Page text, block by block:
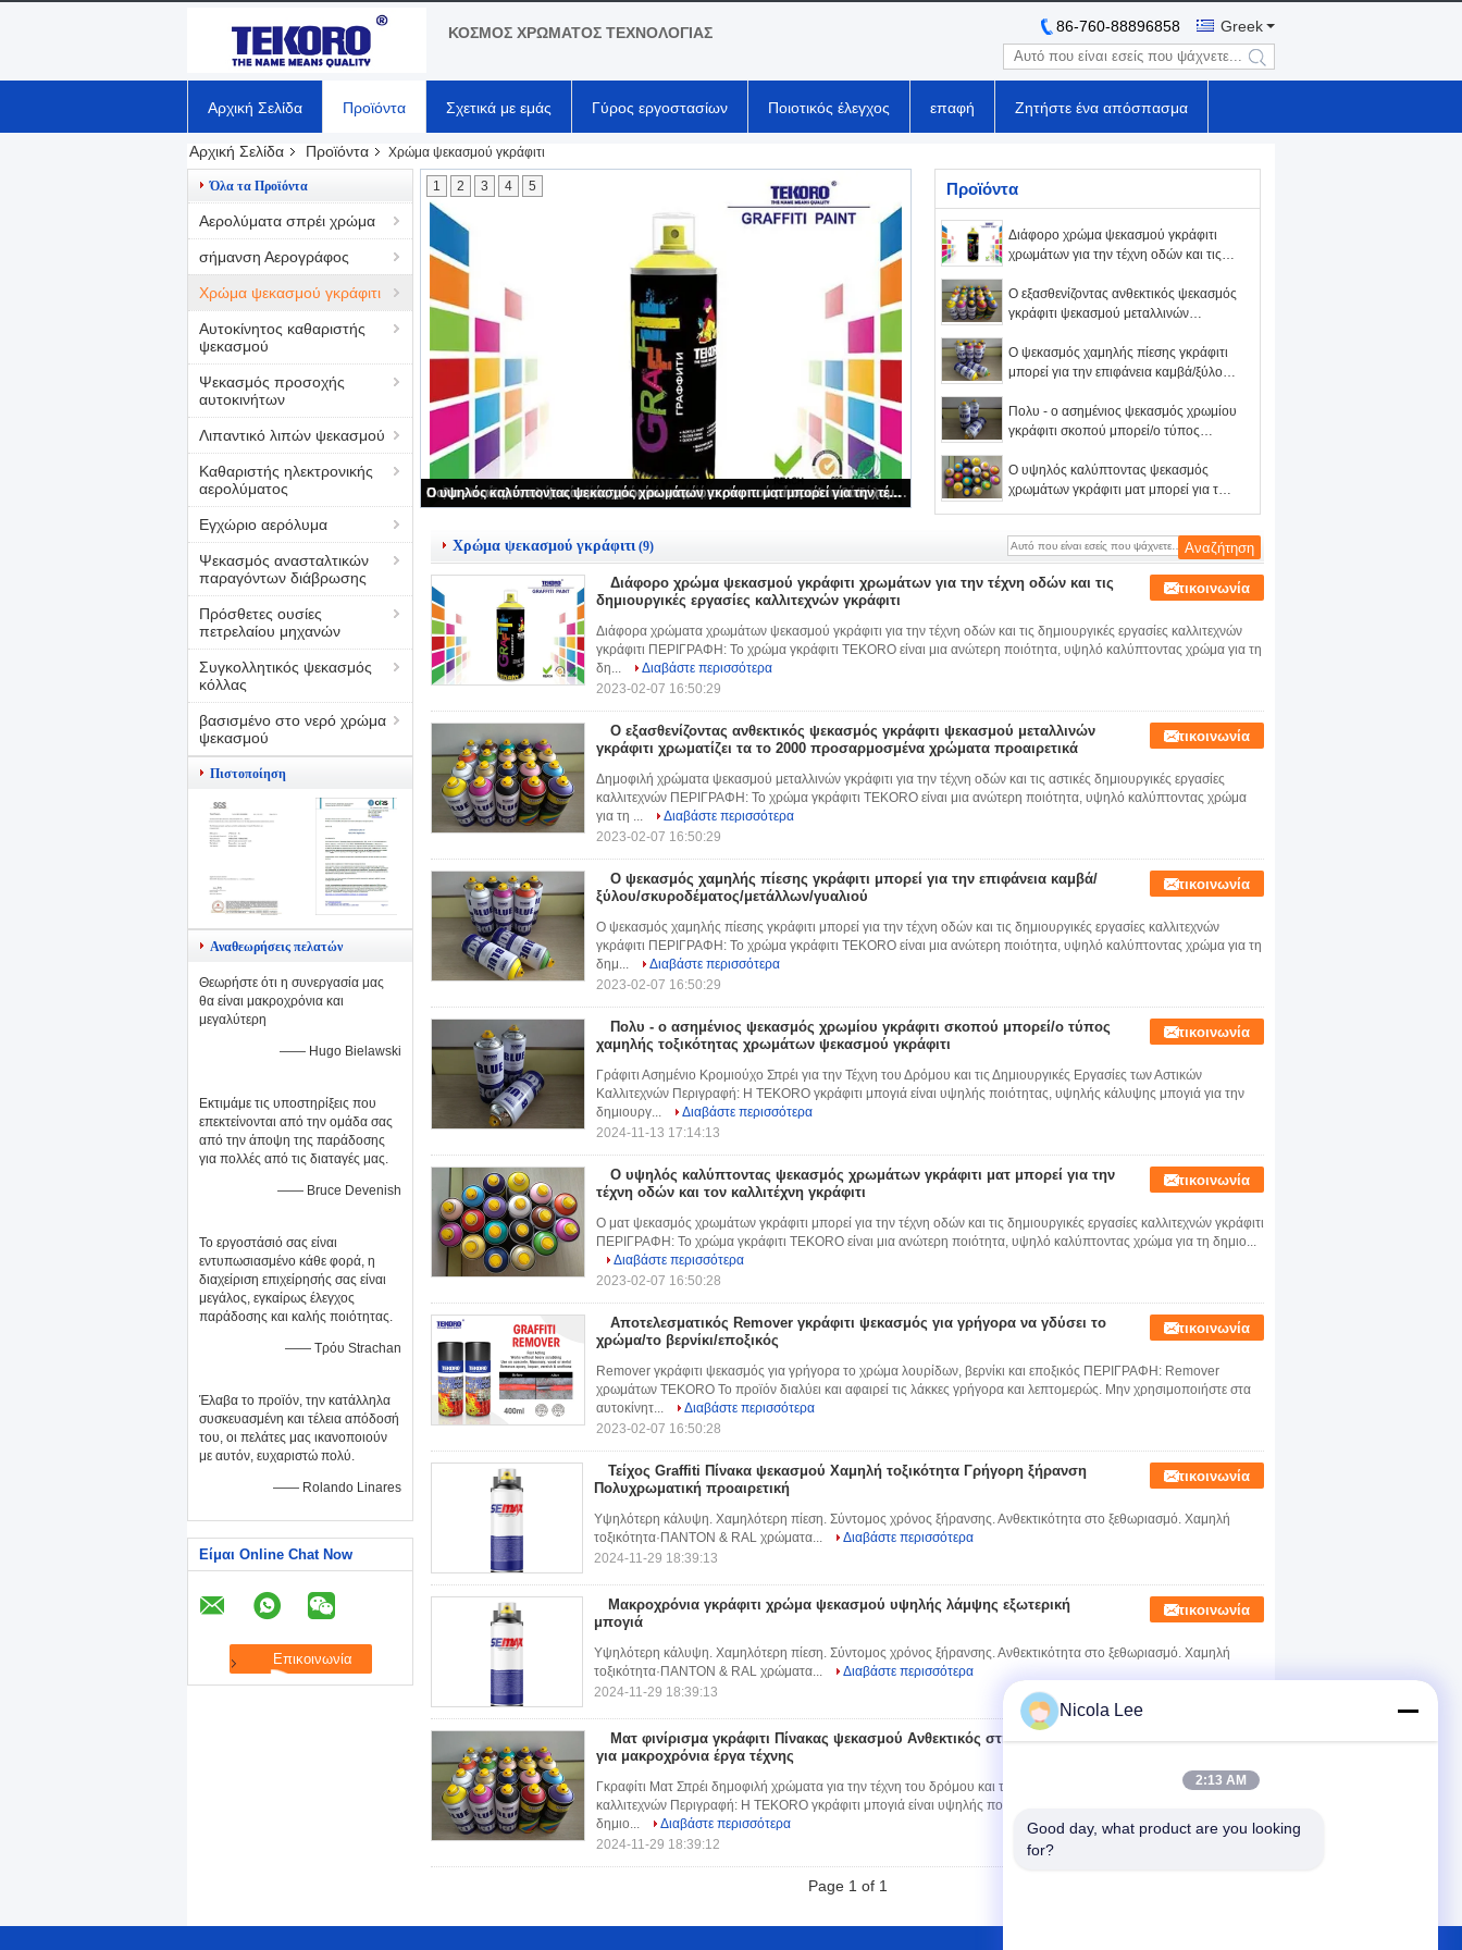
ΚΟΣΜΟΣ ΧΡΩΜΑΤΟΣ ΤΕΧΝΟΛΟΓΙΑΣ Greek
86-760-88896858
search
Αρχική Σελίδα Προϊόντα Σχετικά με εμάς Γύρος εργοστασίων Ποιοτικός έλεγχος επαφή Ζητήστε ένα απόσπασμα
Αρχική Σελίδα Προϊόντα Χρώμα ψεκασμού γκράφιτι
Όλα τα Προϊόντα
Αερολύματα σπρέι χρώμα
σήμανση Αερογράφος
Χρώμα ψεκασμού γκράφιτι
Αυτοκίνητος καθαριστής
ψεκασμού
Ψεκασμός προσοχής
αυτοκινήτων
Λιπαντικό λιπών ψεκασμού
Καθαριστής ηλεκτρονικής
αερολύματος
Εγχώριο αερόλυμα
Ψεκασμός ανασταλτικών
παραγόντων διάβρωσης
Πρόσθετες ουσίες
πετρελαίου μηχανών
Συγκολλητικός ψεκασμός
κόλλας
βασισμένο στο νερό χρώμα
ψεκασμού
Πιστοποίηση
Αναθεωρήσεις πελατών
Θεωρήστε ότι η συνεργασία μας
θα είναι μακροχρόνια και
μεγαλύτερη
—— Hugo Bielawski
Εκτιμάμε τις υποστηρίξεις που
επεκτείνονται από την ομάδα σας
από την άποψη της παράδοσης
για πολλές από τις διαταγές μας.
—— Bruce Devenish
Το εργοστάσιό σας είναι
εντυπωσιασμένο κάθε φορά, η
διαχείριση επιχείρησής σας είναι
μεγάλος, εγκαίρως έλεγχος
παράδοσης και καλής ποιότητας.
—— Τρόυ Strachan
Έλαβα το προϊόν, την κατάλληλα
συσκευασμένη και τέλεια απόδοσή
του, οι πελάτες μας ικανοποιούν
με αυτόν, ευχαριστώ πολύ.
—— Rolando Linares
Είμαι Online Chat Now
Διάφορο χρώμα ψεκασμού γκράφιτι χρωμάτων για την τέχνη οδών και τις δημιουργικές εργασίες καλλιτεχνών γκράφιτι
Ο εξασθενίζοντας ανθεκτικός ψεκασμός γκράφιτι ψεκασμού μεταλλινών γκράφιτι χρωματίζει τα το 2000 προσαρμοσμένα χρώματα προαιρετικά
Ο ψεκασμός χαμηλής πίεσης γκράφιτι μπορεί για την επιφάνεια καμβά/ξύλου/σκυροδέματος/μετάλλων/γυαλιούΠολυ - ο ασημένιος ψεκασμός χρωμίου γκράφιτι σκοπού μπορεί/ο τύπος χαμηλής τοξικότητας χρωμάτων ψεκασμού γκράφιτι
Ο υψηλός καλύπτοντας ψεκασμός χρωμάτων γκράφιτι ματ μπορεί για την τέχνη οδών και τον καλλιτέχνη γκράφιτι
1 2 3 4 5 Προϊόντα
Διάφορο χρώμα ψεκασμού γκράφιτι
χρωμάτων για την τέχνη οδών και τις
γκράφιτι
Ο εξασθενίζοντας ανθεκτικός ψεκασμός
γκράφιτι ψεκασμού μεταλλινών
προσαρμοσμένα χρώματα προαιρετικά
Ο ψεκασμός χαμηλής πίεσης γκράφιτι
μπορεί για την επιφάνεια καμβά/ξύλου/
Πολυ - ο ασημένιος ψεκασμός χρωμίου
γκράφιτι σκοπού μπορεί/ο τύπος
ψεκασμού γκράφιτι
Ο υψηλός καλύπτοντας ψεκασμός
χρωμάτων γκράφιτι ματ μπορεί για την
Χρώμα ψεκασμού γκράφιτι (9)
Διάφορο χρώμα ψεκασμού γκράφιτι χρωμάτων για την τέχνη οδών και τις
δημιουργικές εργασίες καλλιτεχνών γκράφιτι
Επικοινωνία
Διάφορα χρώματα χρωμάτων ψεκασμού γκράφιτι για την τέχνη οδών και τις δημιουργικές εργασίες καλλιτεχνών
γκράφιτι ΠΕΡΙΓΡΑΦΗ: Το χρώμα γκράφιτι TEKORO είναι μια ανώτερη ποιότητα, υψηλό καλύπτοντας χρώμα για τη
δη...
Διαβάστε περισσότερα
2023-02-07 16:50:29
Ο εξασθενίζοντας ανθεκτικός ψεκασμός γκράφιτι ψεκασμού μεταλλινών
γκράφιτι χρωματίζει τα το 2000 προσαρμοσμένα χρώματα προαιρετικά
Επικοινωνία
Δημοφιλή χρώματα ψεκασμού μεταλλινών γκράφιτι για την τέχνη οδών και τις αστικές δημιουργικές εργασίες
καλλιτεχνών ΠΕΡΙΓΡΑΦΗ: Το χρώμα γκράφιτι TEKORO είναι μια ανώτερη ποιότητα, υψηλό καλύπτοντας χρώμα
για τη ...
Διαβάστε περισσότερα
2023-02-07 16:50:29
Ο ψεκασμός χαμηλής πίεσης γκράφιτι μπορεί για την επιφάνεια καμβά/
ξύλου/σκυροδέματος/μετάλλων/γυαλιού
Επικοινωνία
Ο ψεκασμός χαμηλής πίεσης γκράφιτι μπορεί για την τέχνη οδών και τις δημιουργικές εργασίες καλλιτεχνών
γκράφιτι ΠΕΡΙΓΡΑΦΗ: Το χρώμα γκράφιτι TEKORO είναι μια ανώτερη ποιότητα, υψηλό καλύπτοντας χρώμα για τη
δημ...
Διαβάστε περισσότερα
2023-02-07 16:50:29
Πολυ - ο ασημένιος ψεκασμός χρωμίου γκράφιτι σκοπού μπορεί/ο τύπος
χαμηλής τοξικότητας χρωμάτων ψεκασμού γκράφιτι
Επικοινωνία
Γράφιτι Ασημένιο Κρομιούχο Σπρέι για την Τέχνη του Δρόμου και τις Δημιουργικές Εργασίες των Αστικών
Καλλιτεχνών Περιγραφή: Η TEKORO γκράφιτι μπογιά είναι υψηλής ποιότητας, υψηλής κάλυψης μπογιά για την
δημιουργ...
Διαβάστε περισσότερα
2024-11-13 17:14:13
Ο υψηλός καλύπτοντας ψεκασμός χρωμάτων γκράφιτι ματ μπορεί για την
τέχνη οδών και τον καλλιτέχνη γκράφιτι
Επικοινωνία
Ο ματ ψεκασμός χρωμάτων γκράφιτι μπορεί για την τέχνη οδών και τις δημιουργικές εργασίες καλλιτεχνών γκράφιτι
ΠΕΡΙΓΡΑΦΗ: Το χρώμα γκράφιτι TEKORO είναι μια ανώτερη ποιότητα, υψηλό καλύπτοντας χρώμα για τη δημιο...
Διαβάστε περισσότερα
2023-02-07 16:50:28
Αποτελεσματικός Remover γκράφιτι ψεκασμός για γρήγορα να γδύσει το
χρώμα/το βερνίκι/εποξικός
Επικοινωνία
Remover γκράφιτι ψεκασμός για γρήγορα το χρώμα λουρίδων, βερνίκι και εποξικός ΠΕΡΙΓΡΑΦΗ: Remover
χρωμάτων TEKORO Το προϊόν διαλύει και αφαιρεί τις λάκκες γρήγορα και λεπτομερώς. Μην χρησιμοποιήστε στα
αυτοκίνητ...
Διαβάστε περισσότερα
2023-02-07 16:50:28
Τείχος Graffiti Πίνακα ψεκασμού Χαμηλή τοξικότητα Γρήγορη ξήρανση
Πολυχρωματική προαιρετική
Επικοινωνία
Υψηλότερη κάλυψη. Χαμηλότερη πίεση. Σύντομος χρόνος ξήρανσης. Ανθεκτικότητα στο ξεθωριασμό. Χαμηλή
τοξικότητα·ΠΑΝΤΟΝ & RAL χρώματα...
Διαβάστε περισσότερα
2024-11-29 18:39:13
Μακροχρόνια γκράφιτι χρώμα ψεκασμού υψηλής λάμψης εξωτερική
μπογιά
Επικοινωνία
Υψηλότερη κάλυψη. Χαμηλότερη πίεση. Σύντομος χρόνος ξήρανσης. Ανθεκτικότητα στο ξεθωριασμό. Χαμηλή
τοξικότητα·ΠΑΝΤΟΝ & RAL χρώματα...
Διαβάστε περισσότερα
2024-11-29 18:39:13
Ματ φινίρισμα γκράφιτι Πίνακας ψεκασμού Ανθεκτικός στην εξασθένηση
για μακροχρόνια έργα τέχνης
Επικοινωνία
Γκραφίτι Ματ Σπρέι δημοφιλή χρώματα για την τέχνη του δρόμου και τις δημιουργικές εργασίες των αστικών
καλλιτεχνών Περιγραφή: Η TEKORO γκράφιτι μπογιά είναι υψηλής ποιότητας, υψηλής κάλυψης μπογιά για την
δημιο...
Διαβάστε περισσότερα
2024-11-29 18:39:12
Page 1 of 1
Nicola Lee
2:13 AM
Good day, what product are you looking
for?